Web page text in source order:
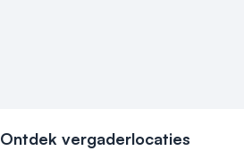
Ontdek vergaderlocaties